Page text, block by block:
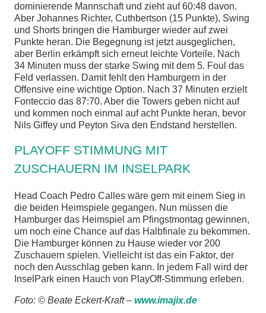
dominierende Mannschaft und zieht auf 60:48 davon.
Aber Johannes Richter, Cuthbertson (15 Punkte), Swing
und Shorts bringen die Hamburger wieder auf zwei
Punkte heran. Die Begegnung ist jetzt ausgeglichen,
aber Berlin erkämpft sich erneut leichte Vorteile. Nach
34 Minuten muss der starke Swing mit dem 5. Foul das
Feld verlassen. Damit fehlt den Hamburgern in der
Offensive eine wichtige Option. Nach 37 Minuten erzielt
Fonteccio das 87:70. Aber die Towers geben nicht auf
und kommen noch einmal auf acht Punkte heran, bevor
Nils Giffey und Peyton Siva den Endstand herstellen.
PLAYOFF STIMMUNG MIT
ZUSCHAUERN IM INSELPARK
Head Coach Pedro Calles wäre gern mit einem Sieg in
die beiden Heimspiele gegangen. Nun müssen die
Hamburger das Heimspiel am Pfingstmontag gewinnen,
um noch eine Chance auf das Halbfinale zu bekommen.
Die Hamburger können zu Hause wieder vor 200
Zuschauern spielen. Vielleicht ist das ein Faktor, der
noch den Ausschlag geben kann. In jedem Fall wird der
InselPark einen Hauch von PlayOff-Stimmung erleben.
Foto: © Beate Eckert-Kraft – www.imajix.de